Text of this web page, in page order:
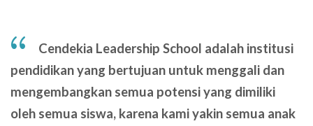
Cendekia Leadership School adalah institusi
pendidikan yang bertujuan untuk menggali dan
mengembangkan semua potensi yang dimiliki
oleh semua siswa, karena kami yakin semua anak